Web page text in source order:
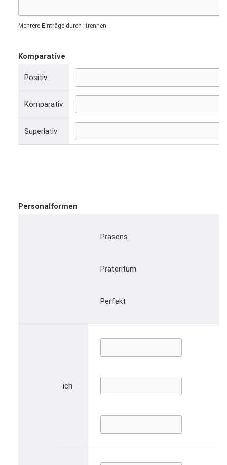
Mehrere Einträge durch ; trennen
Komparative
Positiv
Komparativ
Superlativ
Personalformen
Präsens
Präteritum
Perfekt
ich